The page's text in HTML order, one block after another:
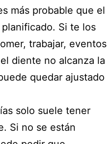
más probable que el
Si te los
trabajar, eventos
diente no alcanza la
quedar ajustado
solo suele tener
Si no se están